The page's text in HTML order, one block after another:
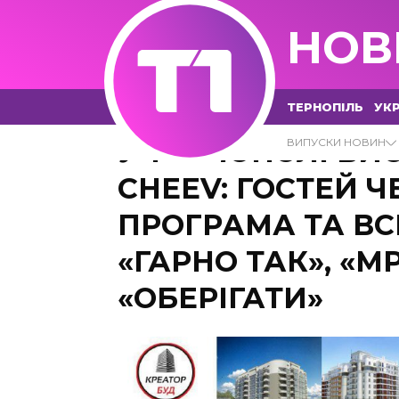
ТЕРНОПІЛЬ
ВИПУСКИ НОВИН
У ТЕРНОПОЛІ
CHEEV: ГОСТЕЙ
ПРОГРАМА ТА
«ГАРНО ТАК»,
«ОБЕРІГАТИ»